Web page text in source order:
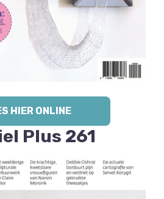
HIER ONLINE
Plus 261